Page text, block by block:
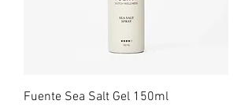
Fuente Sea Salt Gel 150ml